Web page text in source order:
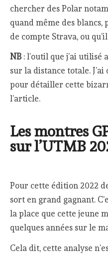
chercher des Polar
quand même des blancs,
de compte Strava, ou
NB : l’outil que j’ai
sur la distance totale.
pour détailler cette
l’article.
Les montres
sur l’UTMB
Pour cette édition 2022
sort en grand gagnant.
la place que cette jeune
quelques années sur le
Cela dit, cette analyse